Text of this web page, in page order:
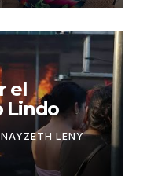
el
Lindo
NAYZETH LENY